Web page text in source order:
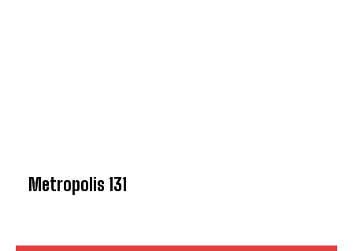
Metropolis 131